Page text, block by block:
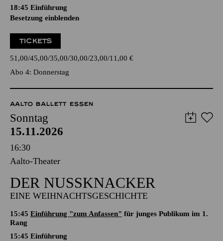
18:45 Einführung
Besetzung einblenden
TICKETS
51,00 45,00 35,00 30,00 23,00 11,00 €
Abo 4: Donnerstag
AALTO BALLETT ESSEN
Sonntag
15.11.2026
16:30
Aalto-Theater
DER NUSSKNACKER
EINE WEIHNACHTSGESCHICHTE
15:45 Einführung "zum Anfassen" für junges Publikum im 1.
Rang
15:45 Einführung